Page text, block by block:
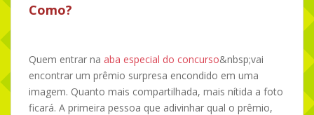
Como?
Quem entrar na aba especial do concurso&nbsp;vai
encontrar um prêmio surpresa encondido em uma
imagem. Quanto mais compartilhada, mais nítida a foto
ficará. A primeira pessoa que adivinhar qual o prêmio,